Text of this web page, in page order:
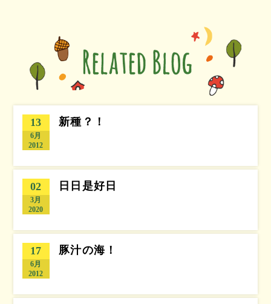
13
6月
2012
新種？！
02
3月
2020
日日是好日
17
6月
2012
豚汁の海！